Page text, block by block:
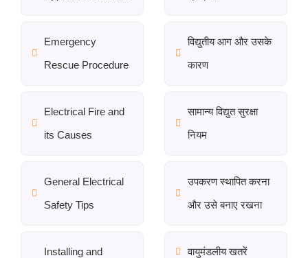
Emergency
Rescue Procedure
Electrical Fire and
its Causes
General Electrical
Safety Tips
Installing and
विद्युतीय आग और उसके
कारण
सामान्य विद्युत सुरक्षा
नियम
उपकरण स्थापित करना
और उसे बनाए रखना
वायुमंडलीय खतरें